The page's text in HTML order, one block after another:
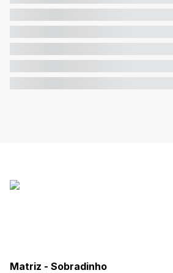
Matriz - Sobradinho